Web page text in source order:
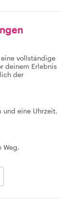
vollständige
deinem Erlebnis
der
und eine Uhrzeit,
Weg.